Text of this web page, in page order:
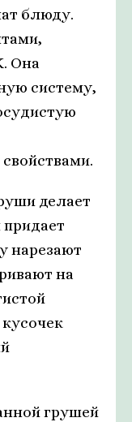
блюду.
Она
систему,
делает
нарезают
на
грушей